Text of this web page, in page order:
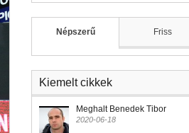
Népszerű Friss
Kiemelt cikkek
Meghalt Benedek Tibor
2020-06-18